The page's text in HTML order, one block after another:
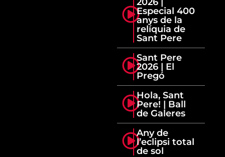
Especial 400
anys de la
relíquia de
Sant Pere
Sant Pere
2026 | El
Pregó
Hola, Sant
Pere! | Ball
de Galeres
Any de
l’eclipsi total
de sol